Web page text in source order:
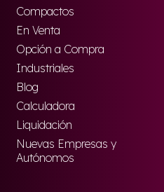
Compactos
En Venta
Opción a Compra
Industriales
Blog
Calculadora
Liquidación
Nuevas Empresas y
Autónomos